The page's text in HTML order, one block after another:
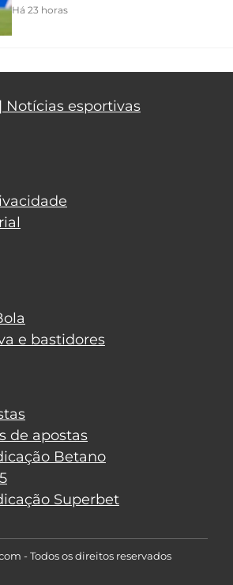
Há 23 horas
e bastidores
de apostas
Betano
Superbet
- Todos os direitos reservados